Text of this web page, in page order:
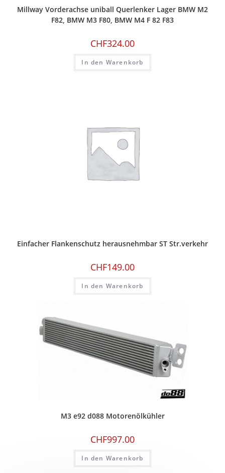
Millway Vorderachse uniball Querlenker Lager BMW M2
F82, BMW M3 F80, BMW M4 F 82 F83
CHF324.00
In den Warenkorb
Einfacher Flankenschutz herausnehmbar ST Str.verkehr
CHF149.00
In den Warenkorb
M3 e92 d088 Motorenölkühler
CHF997.00
In den Warenkorb